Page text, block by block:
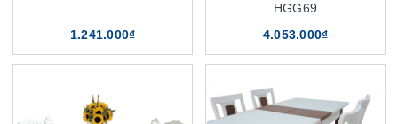
1.241.000₫
HGG69
4.053.000₫